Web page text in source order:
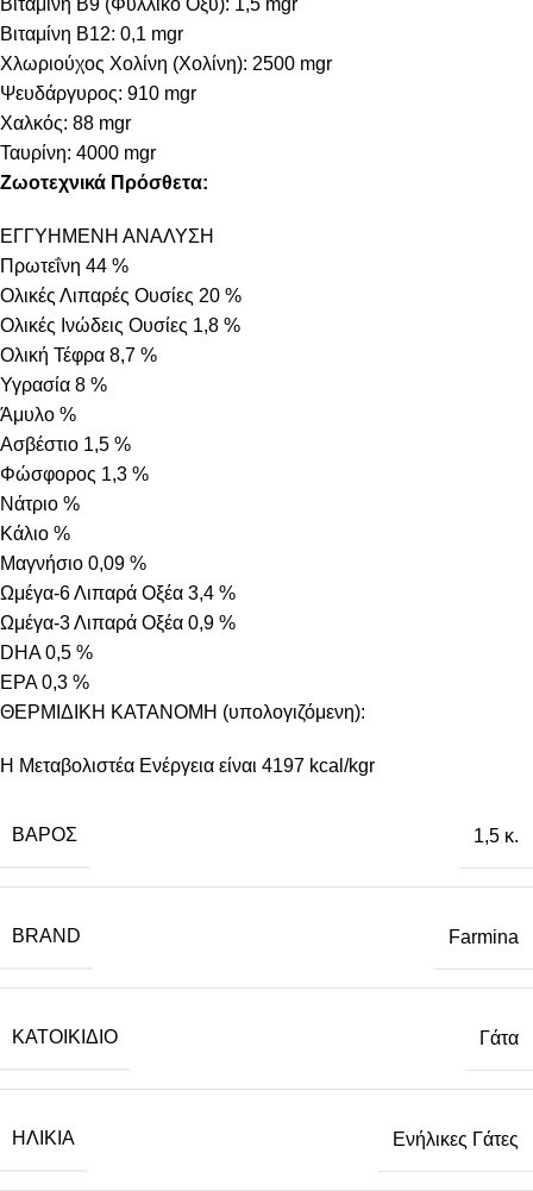
Βιταμίνη B9 (Φυλλικό Οξύ): 1,5 mgr
Βιταμίνη B12: 0,1 mgr
Χλωριούχος Χολίνη (Χολίνη): 2500 mgr
Ψευδάργυρος: 910 mgr
Χαλκός: 88 mgr
Ταυρίνη: 4000 mgr
Ζωοτεχνικά Πρόσθετα:
ΕΓΓΥΗΜΕΝΗ ΑΝΑΛΥΣΗ
Πρωτεΐνη 44 %
Ολικές Λιπαρές Ουσίες 20 %
Ολικές Ινώδεις Ουσίες 1,8 %
Ολική Τέφρα 8,7 %
Υγρασία 8 %
Άμυλο %
Ασβέστιο 1,5 %
Φώσφορος 1,3 %
Νάτριο %
Κάλιο %
Μαγνήσιο 0,09 %
Ωμέγα-6 Λιπαρά Οξέα 3,4 %
Ωμέγα-3 Λιπαρά Οξέα 0,9 %
DHA 0,5 %
EPA 0,3 %
ΘΕΡΜΙΔΙΚΗ ΚΑΤΑΝΟΜΗ (υπολογιζόμενη):
Η Μεταβολιστέα Ενέργεια είναι 4197 kcal/kgr
ΒΆΡΟΣ 1,5 κ.
BRAND Farmina
ΚΑΤΟΙΚΊΔΙΟ Γάτα
ΗΛΙΚΊΑ Ενήλικες Γάτες